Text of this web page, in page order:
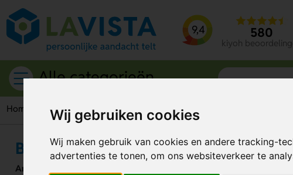
Wij gebruiken cookies
Wij maken gebruik van cookies en andere tracking-
advertenties te tonen, om ons websiteverkeer te
9,4 580
kiyoh
Alle categorieën
Home Giveaways Aanstekers Plasma aanstekers
Big USB Plasmasfeer Aansteker Plus
Artikelnummer: